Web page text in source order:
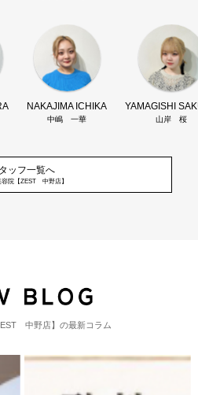
NAKAJIMA ICHIKA
中嶋 一華
YAMAGISHI
山岸 桜
ッフ一覧へ
容院【ZEST 中野店】
中野店】の最新コラム